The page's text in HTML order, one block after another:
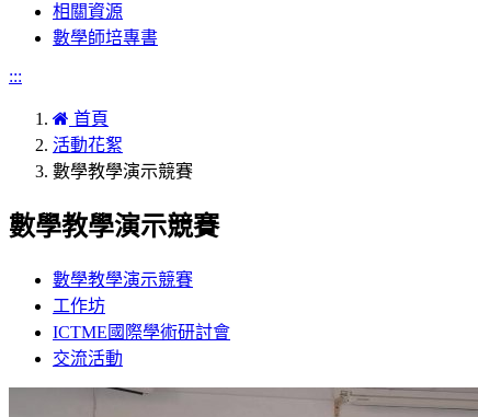
相關資源
數學師培專書
:::
首頁
活動花絮
數學教學演示競賽
數學教學演示競賽
數學教學演示競賽
工作坊
ICTME國際學術研討會
交流活動